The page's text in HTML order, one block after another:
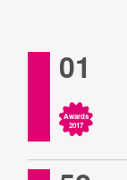
01
Awards
2017